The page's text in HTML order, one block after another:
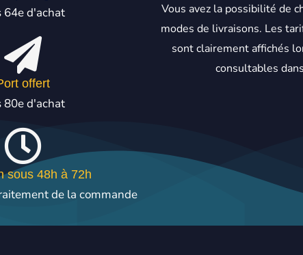
64e d'achat
offert
80e d'achat
sous 48h à 72h
de la commande
Vous avez la possibilité de
modes de livraisons. Les
sont clairement affichés
consultables